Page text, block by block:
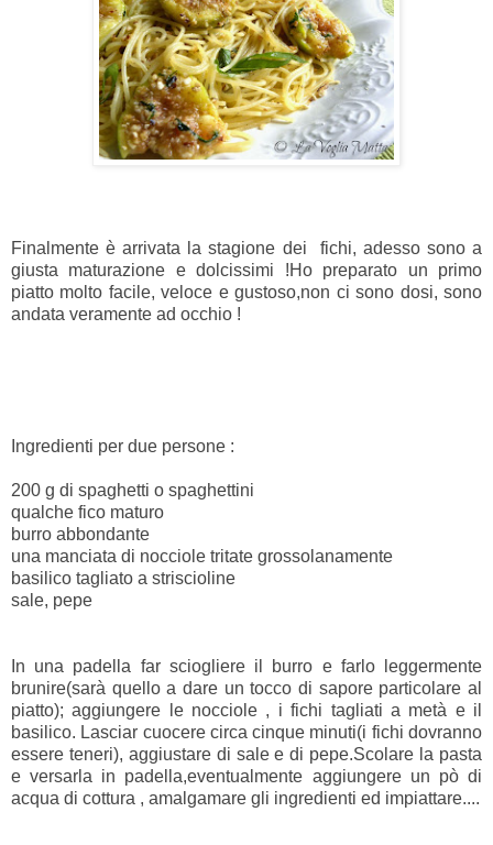
Finalmente è arrivata la stagione dei fichi, adesso sono a
giusta maturazione e dolcissimi !Ho preparato un primo
piatto molto facile, veloce e gustoso,non ci sono dosi, sono
andata veramente ad occhio !
Ingredienti per due persone :
200 g di spaghetti o spaghettini
qualche fico maturo
burro abbondante
una manciata di nocciole tritate grossolanamente
basilico tagliato a striscioline
sale, pepe
In una padella far sciogliere il burro e farlo leggermente
brunire(sarà quello a dare un tocco di sapore particolare al
piatto); aggiungere le nocciole , i fichi tagliati a metà e il
basilico. Lasciar cuocere circa cinque minuti(i fichi dovranno
essere teneri), aggiustare di sale e di pepe.Scolare la pasta
e versarla in padella,eventualmente aggiungere un pò di
acqua di cottura , amalgamare gli ingredienti ed impiattare....